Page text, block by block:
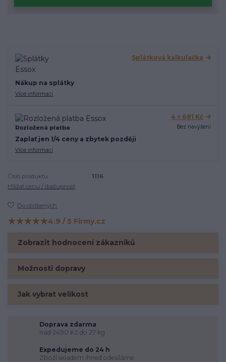
Splátková kalkulačka
Nákup na splátky
Více informací
Rozložená platba
4 × 681 Kč
Bez navýšení
Zaplať jen 1/4 ceny a zbytek později
Více informací
Číslo produktu:
1116
Hlídat cenu / dostupnost
Do oblíbených
Hodnocení na Firmy.cz
★★★★★4.9 / 5 Firmy.cz
Zobrazit hodnocení zákazníků
Možnosti dopravy
Jak vybrat velikost
Doprava zdarma
nad 2490 Kč do 27 kg
Expedujeme do 24 h
Zboží skladem ihned odesíláme